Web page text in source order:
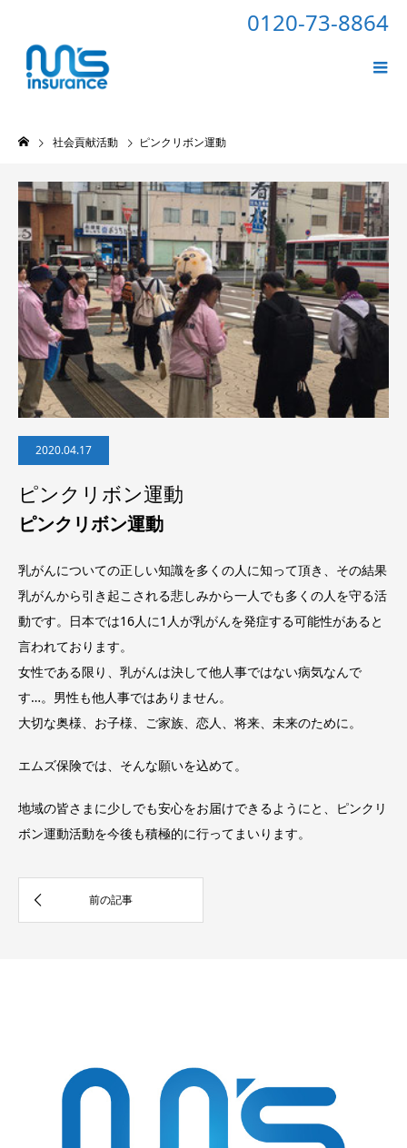
0120-73-8864
社会貢献活動 ピンクリボン運動
2020.04.17
ピンクリボン運動
ピンクリボン運動
乳がんについての正しい知識を多くの人に知って頂き、その結果
乳がんから引き起こされる悲しみから一人でも多くの人を守る活
動です。日本では16人に1人が乳がんを発症する可能性があると
言われております。
女性である限り、乳がんは決して他人事ではない病気なんで
す…。男性も他人事ではありません。
大切な奥様、お子様、ご家族、恋人、将来、未来のために。
エムズ保険では、そんな願いを込めて。
地域の皆さまに少しでも安心をお届けできるようにと、ピンクリ
ボン運動活動を今後も積極的に行ってまいります。